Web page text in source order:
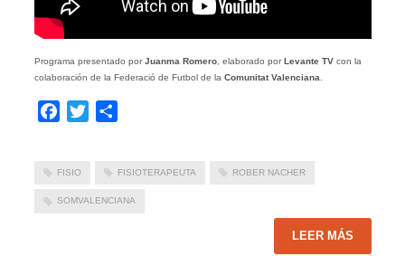
Programa presentado porJuanma Romero, elaborado porLevante TVcon la
colaboración de la Federació de Futbol de la Comunitat Valenciana
Facebook
Twitter
FISIO FISIOTERAPEUTA ROBER NACHER
SOMVALENCIANA
LEER MÁS